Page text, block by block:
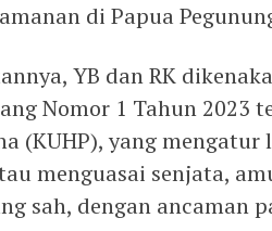
di Papua
YB dan RK
Nomor 1 Tahun 2023
(KUHP), yang
menguasai senjata,
sah, dengan ancaman